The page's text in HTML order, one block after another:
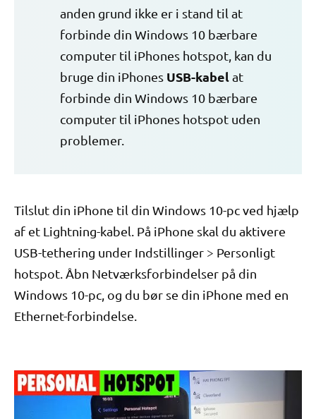
anden grund ikke er i stand til at
forbinde din Windows 10 bærbare
computer til iPhones hotspot, kan du
bruge din iPhones USB-kabelat
forbinde din Windows 10 bærbare
computer til iPhones hotspot uden
problemer.
Tilslut din iPhone til din Windows 10-pc ved hjælp
af et Lightning-kabel. På iPhone skal du aktivere
USB-tethering under Indstillinger > Personligt
hotspot. Åbn Netværksforbindelser på din
Windows 10-pc, og du bør se din iPhone med en
Ethernet-forbindelse.